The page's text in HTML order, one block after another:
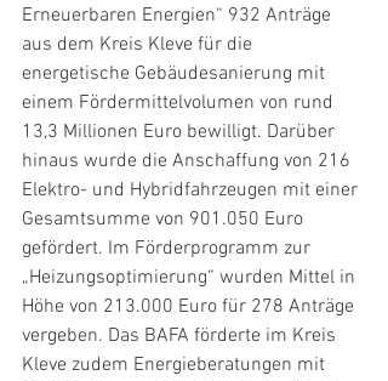
Erneuerbaren Energien“ 932 Anträge
aus dem Kreis Kleve für die
energetische Gebäudesanierung mit
einem Fördermittelvolumen von rund
13,3 Millionen Euro bewilligt. Darüber
hinaus wurde die Anschaffung von 216
Elektro- und Hybridfahrzeugen mit einer
Gesamtsumme von 901.050 Euro
gefördert. Im Förderprogramm zur
„Heizungsoptimierung“ wurden Mittel in
Höhe von 213.000 Euro für 278 Anträge
vergeben. Das BAFA förderte im Kreis
Kleve zudem Energieberatungen mit